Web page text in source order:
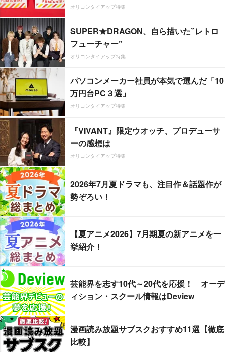
オリコンタイアップ特集
SUPER★DRAGON、自ら描いた”レトロ
フューチャー”
オリコンタイアップ特集
パソコンメーカー社員が本気で選んだ「10
万円台PC３選」
オリコンタイアップ特集
『VIVANT』限定ウオッチ、プロデューサ
ーの感想は
オリコンタイアップ特集
2026年7月夏ドラマも、注目作＆話題作が
勢ぞろい！
【夏アニメ2026】7月期夏の新アニメを一
挙紹介！
芸能界を志す10代～20代を応援！ オーデ
ィション・スクール情報はDeview
漫画読み放題サブスクおすすめ11選【徹底
比較】